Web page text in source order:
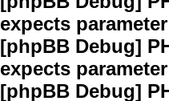
expects
[phpBB Debug]
expects
[phpBB Debug]